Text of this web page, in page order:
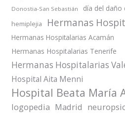
Donostia-San Sebastián día del daño
hemiplejia Hermanas
Hermanas Hospitalarias Acamán
Hermanas Hospitalarias Tenerife
Hermanas Hospitalarias
Hospital Aita Menni
Hospital Beata María
logopedia Madrid